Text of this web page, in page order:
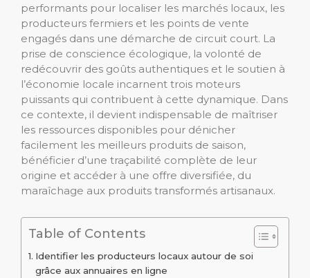
performants pour localiser les marchés locaux, les
producteurs fermiers et les points de vente
engagés dans une démarche de circuit court. La
prise de conscience écologique, la volonté de
redécouvrir des goûts authentiques et le soutien à
l’économie locale incarnent trois moteurs
puissants qui contribuent à cette dynamique. Dans
ce contexte, il devient indispensable de maîtriser
les ressources disponibles pour dénicher
facilement les meilleurs produits de saison,
bénéficier d’une traçabilité complète de leur
origine et accéder à une offre diversifiée, du
maraîchage aux produits transformés artisanaux.
Table of Contents
Identifier les producteurs locaux autour de soi
grâce aux annuaires en ligne